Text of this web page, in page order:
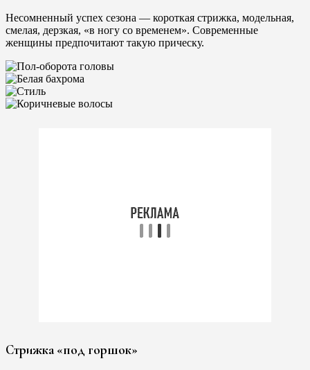
Несомненный успех сезона — короткая стрижка, модельная,
смелая, дерзкая, «в ногу со временем». Современные
женщины предпочитают такую ​​прическу.
Стрижка «под горшок»